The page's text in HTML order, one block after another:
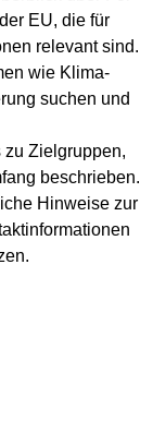
EU, die für
rele­vant sind.
wie Kli­ma­
suchen und
Ziel­grup­pen,
beschrie­ben.
Hin­wei­se zur